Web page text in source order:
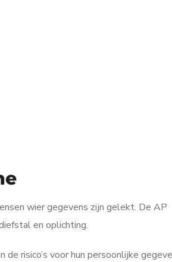
wier gegevens zijn gelekt. De AP
en oplichting.
risico’s voor hun persoonlijke